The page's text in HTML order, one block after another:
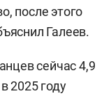
после этого
Галеев.
сейчас 4,9
2025 году